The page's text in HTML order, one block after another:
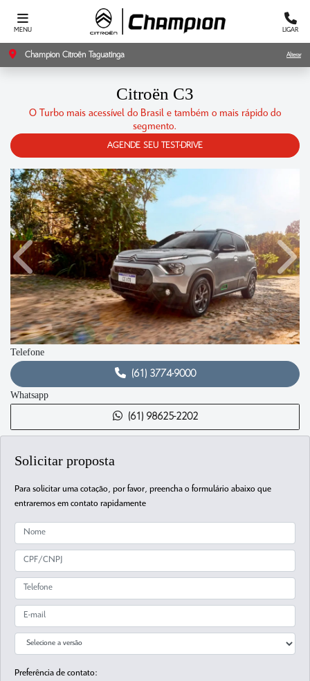
MENU LIGAR
Champion Citroën Taguatinga Alterar
Citroën C3
O Turbo mais acessível do Brasil e também o mais rápido do
segmento.
AGENDE SEU TEST-DRIVE
Solicitar proposta
Para solicitar uma cotação, por favor, preencha o formulário abaixo que
entraremos em contato rapidamente
Preferência de contato:
Anterior
Telefone
(61) 3774-9000
Whatsapp
(61) 98625-2202